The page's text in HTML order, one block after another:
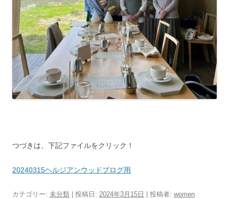
つづきは、下記ファイルをクリック！
20240315ヘルジアンウッドブログ用
カテゴリー: 未分類 | 投稿日: 2024年3月15日 投稿者: women